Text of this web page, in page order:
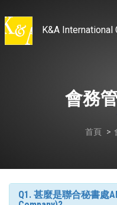
K&A International
會務
首頁
Q1. 甚麼是聯合秘書處